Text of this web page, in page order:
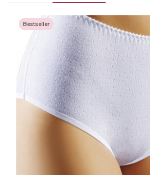
Bestseller